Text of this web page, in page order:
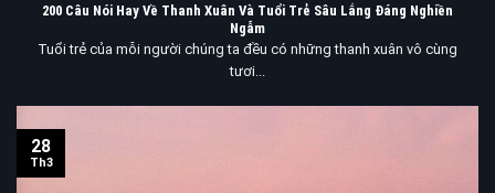
200 Câu Nói Hay Về Thanh Xuân Và Tuổi Trẻ Sâu Lắng Đáng Nghiền
Ngẫm
Tuổi trẻ của mỗi người chúng ta đều có những thanh xuân vô cùng
tươi...
28
Th3